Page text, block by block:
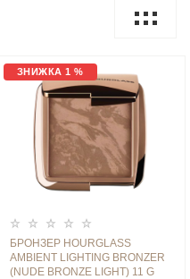
ЗНИЖКА 1 %
БРОНЗЕР HOURGLASS
AMBIENT LIGHTING BRONZER
(NUDE BRONZE LIGHT) 11 G